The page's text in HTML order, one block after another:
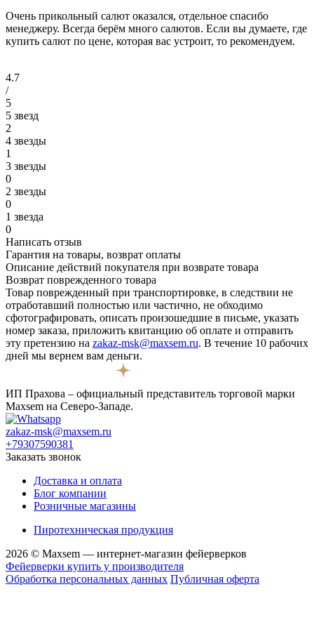
Очень прикольный салют оказался, отдельное спасибо
менеджеру. Всегда берём много салютов. Если вы думаете, где
купить салют по цене, которая вас устроит, то рекомендуем.
4.7
/
5
5 звезд
2
4 звезды
1
3 звезды
0
2 звезды
0
1 звезда
0
Написать отзыв
Гарантия на товары, возврат оплаты
Описание действий покупателя при возврате товара
Возврат поврежденного товара
Товар поврежденный при транспортировке, в следствии не
отработавший полностью или частично, не обходимо
сфотографировать, описать произошедшие в письме, указать
номер заказа, приложить квитанцию об оплате и отправить
эту претензию на zakaz-msk@maxsem.ru. В течение 10 рабочих
дней мы вернем вам деньги.
ИП Прахова – официальный представитель торговой марки
Maxsem на Северо-Западе.
zakaz-msk@maxsem.ru
+79307590381
Заказать звонок
Доставка и оплата
Блог компании
Розничные магазины
Пиротехническая продукция
2026 © Maxsem — интернет-магазин фейерверков
Фейерверки купить у производителя
Обработка персональных данных Публичная оферта